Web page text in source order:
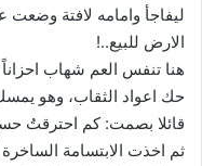
ليفاجأ وامامه لافتة وضعت
الارض للبيع..!
هنا تنفس العم شهاب احزاناً
حك اعواد الثقاب، وهو
قائلا بصمت: كم احترقتُ
ثم اخذت الابتسامة الساخرة